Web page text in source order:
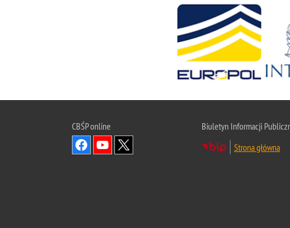
CBŚPonline
Biuletyn Informacji
Strona główna